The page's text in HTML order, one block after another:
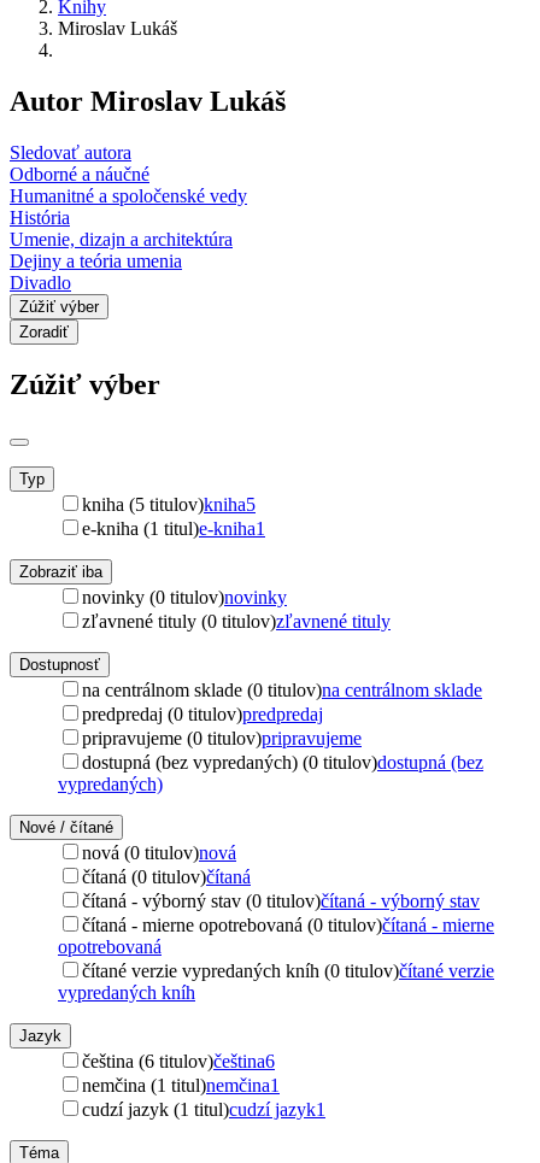
Knihy
Miroslav Lukáš
Autor Miroslav Lukáš
Sledovať autora
Odborné a náučné
Humanitné a spoločenské vedy
História
Umenie, dizajn a architektúra
Dejiny a teória umenia
Divadlo
Zúžiť výber
Zoradiť
Zúžiť výber
Typ
kniha (5 titulov)kniha5
e-kniha (1 titul)e-kniha1
Zobraziť iba
novinky (0 titulov)novinky
zľavnené tituly (0 titulov)zľavnené tituly
Dostupnosť
na centrálnom sklade (0 titulov)na centrálnom sklade
predpredaj (0 titulov)predpredaj
pripravujeme (0 titulov)pripravujeme
dostupná (bez vypredaných) (0 titulov)dostupná (bez
vypredaných)
Nové / čítané
nová (0 titulov)nová
čítaná (0 titulov)čítaná
čítaná - výborný stav (0 titulov)čítaná - výborný stav
čítaná - mierne opotrebovaná (0 titulov)čítaná - mierne
opotrebovaná
čítané verzie vypredaných kníh (0 titulov)čítané verzie
vypredaných kníh
Jazyk
čeština (6 titulov)čeština6
nemčina (1 titul)nemčina1
cudzí jazyk (1 titul)cudzí jazyk1
Téma